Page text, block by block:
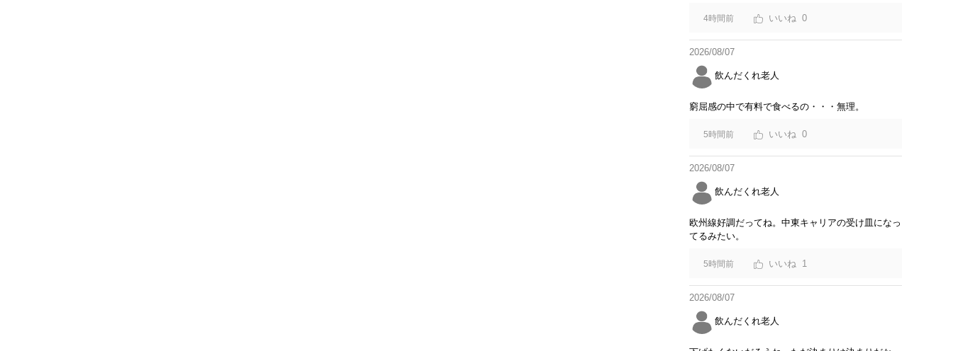
4時間前 0
2026/08/07
飲んだくれ老人
窮屈感の中で有料で食べるの・・・無理。
5時間前 0
2026/08/07
飲んだくれ老人
欧州線好調だってね。中東キャリアの受け皿になっ
てるみたい。
5時間前 1
2026/08/07
飲んだくれ老人